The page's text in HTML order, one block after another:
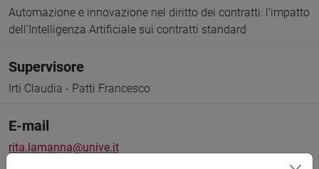
Automazione e innovazione nel diritto dei contratti: l’impatto
dell'Intelligenza Artificiale sui contratti standard
Supervisore
Irti Claudia - Patti Francesco
E-mail
rita.lamanna@unive.it